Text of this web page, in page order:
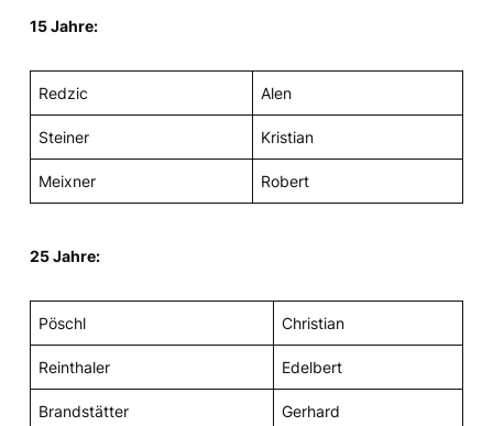
15 Jahre:
Redzic Alen
Steiner Kristian
Meixner Robert
25 Jahre:
Pöschl Christian
Reinthaler Edelbert
Brandstätter Gerhard